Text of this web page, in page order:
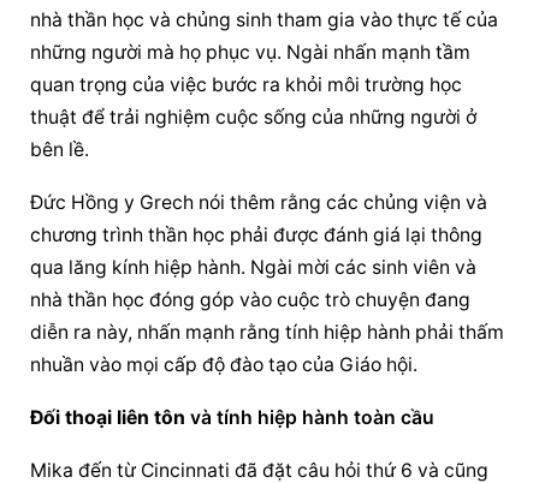
nhà thần học và chủng sinh tham gia vào thực tế của
những người mà họ phục vụ. Ngài nhấn mạnh tầm
quan trọng của việc bước ra khỏi môi trường học
thuật để trải nghiệm cuộc sống của những người ở
bên lề.
Đức Hồng y Grech nói thêm rằng các chủng viện và
chương trình thần học phải được đánh giá lại thông
qua lăng kính hiệp hành. Ngài mời các sinh viên và
nhà thần học đóng góp vào cuộc trò chuyện đang
diễn ra này, nhấn mạnh rằng tính hiệp hành phải thấm
nhuần vào mọi cấp độ đào tạo của Giáo hội.
Đối thoại liên tôn và tính hiệp hành toàn cầu
Mika đến từ Cincinnati đã đặt câu hỏi thứ 6 và cũng